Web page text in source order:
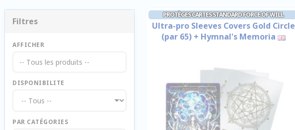
Filtres
AFFICHER
-- Tous les produits --
DISPONIBILITE
PAR CATÉGORIES
PROTÈGES CARTES STANDARD FORCE OF WILL
Ultra-pro Sleeves Covers Gold Circle
(par 65) + Hymnal's Memoria